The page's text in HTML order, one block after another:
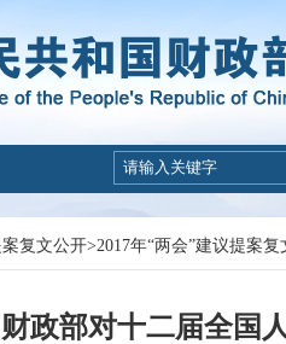
复文公开>2017年“两会”建议提案复
财政部对十二届全国